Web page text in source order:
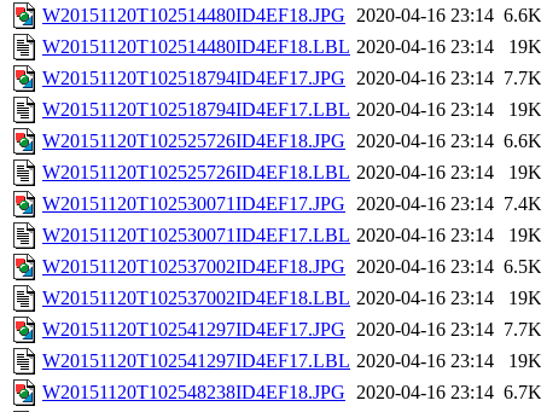
W20151120T102514480ID4EF18.JPG 2020-04-16 23:14 6.6K
W20151120T102514480ID4EF18.LBL 2020-04-16 23:14
19K
W20151120T102518794ID4EF17.JPG 2020-04-16 23:14 7.7K
W20151120T102518794ID4EF17.LBL 2020-04-16 23:14
19K
W20151120T102525726ID4EF18.JPG 2020-04-16 23:14 6.6K
W20151120T102525726ID4EF18.LBL 2020-04-16 23:14
19K
W20151120T102530071ID4EF17.JPG 2020-04-16 23:14 7.4K
W20151120T102530071ID4EF17.LBL 2020-04-16 23:14
19K
W20151120T102537002ID4EF18.JPG 2020-04-16 23:14 6.5K
W20151120T102537002ID4EF18.LBL 2020-04-16 23:14
19K
W20151120T102541297ID4EF17.JPG 2020-04-16 23:14 7.7K
W20151120T102541297ID4EF17.LBL 2020-04-16 23:14
19K
W20151120T102548238ID4EF18.JPG 2020-04-16 23:14 6.7K